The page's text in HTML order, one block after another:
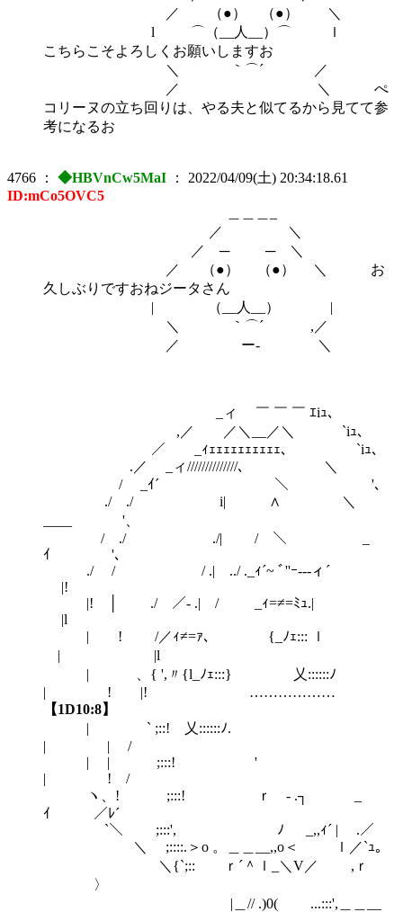
／ （●） （●） ＼
l ⌒（__人__）⌒ ｌ
こちらこそよろしくお願いしますお
＼ ｀⌒´ ／
／ ＼ ぺ
コリーヌの立ち回りは、やる夫と似てるから見てて参
考になるお
4766 ： ◆HBVnCw5MaI ： 2022/04/09(土) 20:34:18.61
ID:mCo5OVC5
／ ＼
／ ─ ─ ＼
／ （●） （●） ＼ お
久しぶりですおねジータさん
| （__人__） |
＼ ｀⌒´ ,／
／ ー‐ ＼
_ィ ￣ ￣ ￣ ｴiｭ、
,／ ／＼__／＼ `iｭ、
／ _ｨｪｪｪｪｪｪｪｪｪｪ、 `iｭ、
.／ _ィ//////////////､ ＼
/ _ｲ´￣￣￣￣￣￣￣￣＼ '、
./ ./ i| ∧ ＼
____ '、
/ ./ ./| / ＼ _
ｲ '、
./ / / .| ../ ._ｨ´~ ﾞ''ｰ---ィ´
|!
|! │ ./ ／- .| / _ｨ=≠=ﾐｭ.|
|l
| ! /／ｨ≠=ｧ、 {_ﾉｪ::: ｌ
ゞ| |l
| ゝ、{ ',〃{l_ﾉｪ:::} 乂::::::ﾉ
| ! |! ………………
【1D10:8】
| ` ;::! 乂::::::ﾉ.
| | /
| | ;:::! '
| ! /
ヽ、! ;:::! ｒ - .┐ _
ｲ ／ﾚ´
`＼ ;:::', ﾉ _,,ｨ´ | .／
＼ ;::::.＞o 。＿＿__,,o＜ ｌ／`ｭ。
＼{`;:: ｒ´＾ｌ_＼V／ ,ｒ
〉
|＿// .)0( ...:::',＿＿__